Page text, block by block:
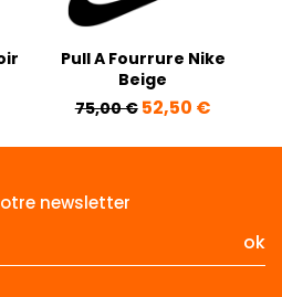
Pull A Fourrure Nike
Beige
Prix de base
75,00 € Prix
52,50 €
newsletter